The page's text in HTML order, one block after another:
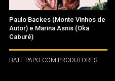
Paulo Backes (Monte Vinhos de
Autor) e Marina Asnis (Oka
Caburé)
BATE-PAPO COM PRODUTORES